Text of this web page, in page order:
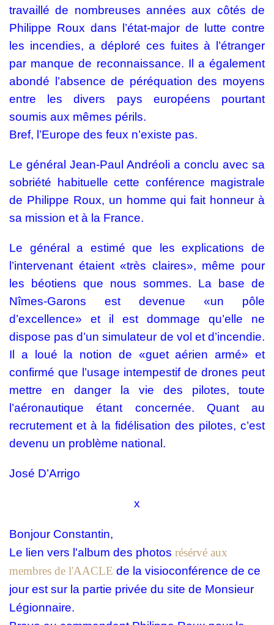
travaillé de nombreuses années aux côtés de
Philippe Roux dans l’état-major de lutte contre
les incendies, a déploré ces fuites à l’étranger
par manque de reconnaissance. Il a également
abondé l’absence de péréquation des moyens
entre les divers pays européens pourtant
soumis aux mêmes périls.
Bref, l’Europe des feux n’existe pas.
Le général Jean-Paul Andréoli a conclu avec sa
sobriété habituelle cette conférence magistrale
de Philippe Roux, un homme qui fait honneur à
sa mission et à la France.
Le général a estimé que les explications de
l’intervenant étaient «très claires», même pour
les béotiens que nous sommes. La base de
Nîmes-Garons est devenue «un pôle
d’excellence» et il est dommage qu’elle ne
dispose pas d’un simulateur de vol et d’incendie.
Il a loué la notion de «guet aérien armé» et
confirmé que l’usage intempestif de drones peut
mettre en danger la vie des pilotes, toute
l’aéronautique étant concernée. Quant au
recrutement et à la fidélisation des pilotes, c’est
devenu un problème national.
José D’Arrigo
x
Bonjour Constantin,
Le lien vers l'album des photos résérvé aux
membres de l'AACLE de la visioconférence de ce
jour est sur la partie privée du site de Monsieur
Légionnaire.